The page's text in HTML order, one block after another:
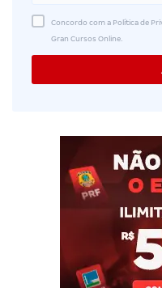
Concordo com a Política de
Gran Cursos Online.